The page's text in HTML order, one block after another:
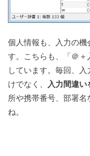
個人情報も、入力の機
す。こちらも、「＠
しています。毎回、
けでなく、
入力間違い
所や携帯番号、部署
ね。